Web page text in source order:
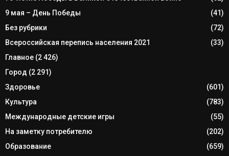
9 мая – День Победы
(41)
Без рубрики
(72)
Всероссийская перепись населения 2021
(33)
Главное (2 426)
Город (2 291)
Здоровье
(601)
Культура
(783)
Международные детские игры
(55)
На заметку потребителю
(202)
Образование
(659)